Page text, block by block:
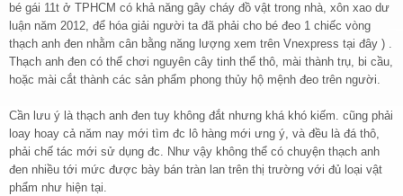
bé gái 11t ở TPHCM có khả năng gây cháy đồ vật trong nhà, xôn xao dư
luận năm 2012, để hóa giải người ta đã phải cho bé đeo 1 chiếc vòng
thạch anh đen nhằm cân bằng năng lượng xem trên Vnexpress tại đây ) .
Thạch anh đen có thể chơi nguyên cây tinh thể thô, mài thành trụ, bi cầu,
hoặc mài cắt thành các sản phẩm phong thủy hộ mệnh đeo trên người.
Cần lưu ý là thạch anh đen tuy không đắt nhưng khá khó kiếm. cũng phải
loay hoay cả năm nay mới tìm đc lô hàng mới ưng ý, và đều là đá thô,
phải chế tác mới sử dụng đc. Như vậy không thể có chuyện thạch anh
đen nhiều tới mức được bày bán tràn lan trên thị trường với đủ loại vật
phẩm như hiện tại.